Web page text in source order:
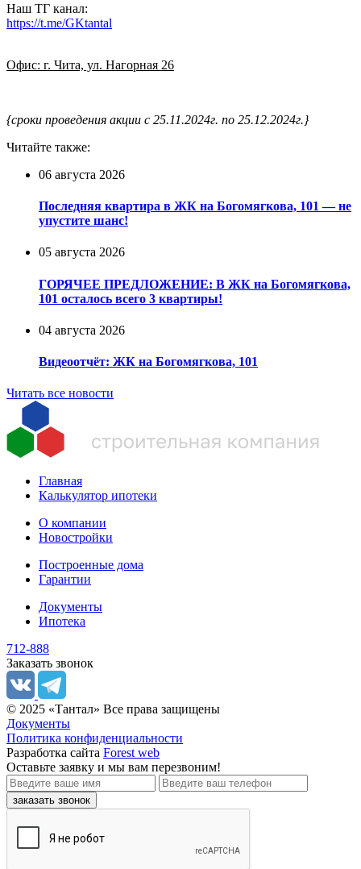
Наш ТГ канал:
https://t.me/GKtantal
Офис: г. Чита, ул. Нагорная 26
{сроки проведения акции с 25.11.2024г. по 25.12.2024г.}
Читайте также:
06 августа 2026
Последняя квартира в ЖК на Богомягкова, 101 — не
упустите шанс!
05 августа 2026
ГОРЯЧЕЕ ПРЕДЛОЖЕНИЕ: В ЖК на Богомягкова,
101 осталось всего 3 квартиры!
04 августа 2026
Видеоотчёт: ЖК на Богомягкова, 101
Читать все новости
Главная
Калькулятор ипотеки
О компании
Новостройки
Построенные дома
Гарантии
Документы
Ипотека
712-888
Заказать звонок
© 2025 «Тантал» Все права защищены
Документы
Политика конфиденциальности
Разработка сайта Forest web
Оставьте заявку и мы вам перезвоним!
заказать звонок